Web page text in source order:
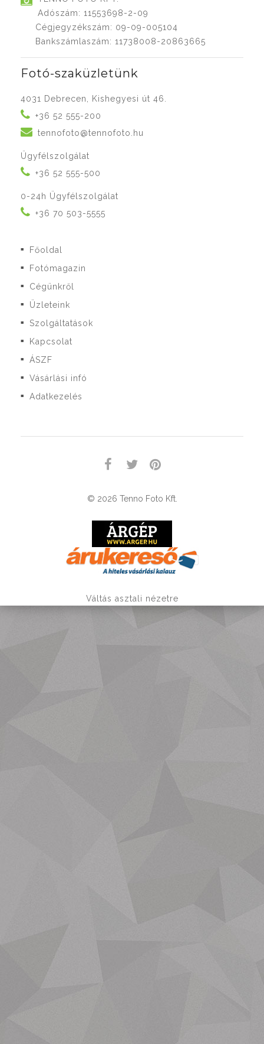
Adószám: 11553698-2-09
Cégjegyzékszám: 09-09-005104
Bankszámlaszám: 11738008-20863665
Fotó-szaküzletünk
4031 Debrecen, Kishegyesi út 46.
+36 52 555-200
tennofoto@tennofoto.hu
Ügyfélszolgálat
+36 52 555-500
0-24h Ügyfélszolgálat
+36 70 503-5555
■ Főoldal
■ Fotómagazin
■ Cégünkről
■ Üzleteink
■ Szolgáltatások
■ Kapcsolat
■ ÁSZF
■ Vásárlási infó
■ Adatkezelés
© 2026 Tenno Foto Kft.
Váltás asztali nézetre